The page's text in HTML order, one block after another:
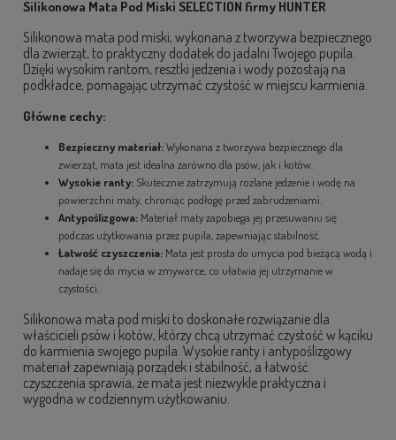
Silikonowa Mata Pod Miski SELECTION firmy HUNTER
Silikonowa mata pod miski, wykonana z tworzywa bezpiecznego
dla zwierząt, to praktyczny dodatek do jadalni Twojego pupila.
Dzięki wysokim rantom, resztki jedzenia i wody pozostają na
podkładce, pomagając utrzymać czystość w miejscu karmienia.
Główne cechy:
Bezpieczny materiał:Wykonana z tworzywa bezpiecznego dla
zwierząt, mata jest idealna zarówno dla psów, jak i kotów.
Wysokie ranty: Skutecznie zatrzymują rozlane jedzenie i wodę na
powierzchni maty, chroniąc podłogę przed zabrudzeniami.
Antypoślizgowa: Materiał maty zapobiega jej przesuwaniu się
podczas użytkowania przez pupila, zapewniając stabilność.
Łatwość czyszczenia: Mata jest prosta do umycia pod bieżącą wodą i
nadaje się do mycia w zmywarce, co ułatwia jej utrzymanie w
czystości.
Silikonowa mata pod miski to doskonałe rozwiązanie dla
właścicieli psów i kotów, którzy chcą utrzymać czystość w kąciku
do karmienia swojego pupila. Wysokie ranty i antypoślizgowy
materiał zapewniają porządek i stabilność, a łatwość
czyszczenia sprawia, że mata jest niezwykle praktyczna i
wygodna w codziennym użytkowaniu.